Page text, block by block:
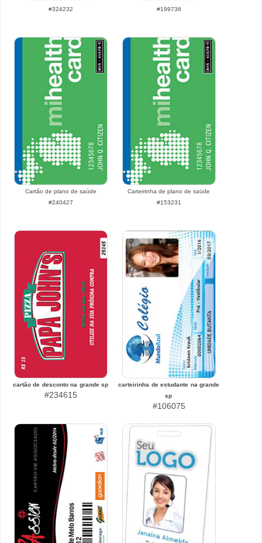
#324232
#199736
Cartão de plano de saúde
#240427
Carteirinha de plano de saúde
#153231
cartão de desconto na grande sp
#234615
carteirinha de estudante na grande
sp
#106075